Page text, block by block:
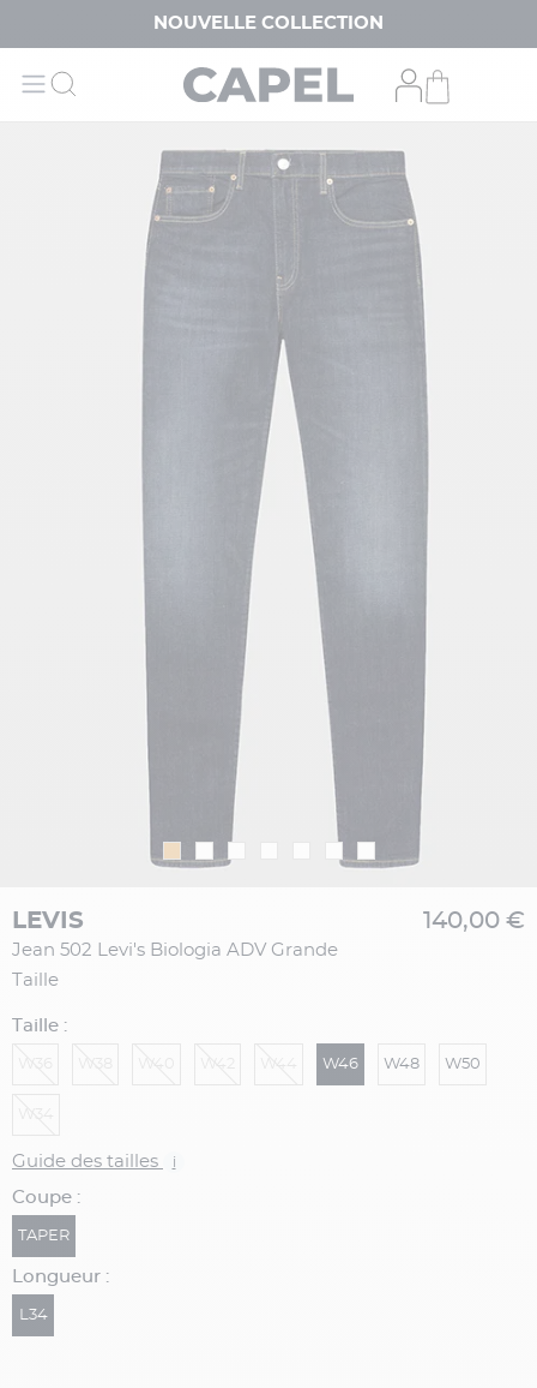
NOUVELLE COLLECTION
LEVIS
Jean 502 Levi's Biologia ADV Grande
Taille
140,00 €
Taille :
W46 W48 W50
Guide des tailles i
Coupe :
TAPER
Longueur :
L34